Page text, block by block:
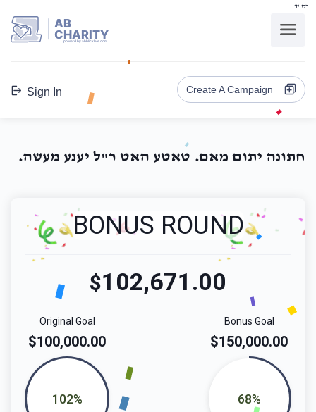
בס"ד
AB
CHARITY
powerd by ahblicklive.com
Sign In Create A Campaign
חתונה יתום מאם. טאטע האט ר"ל יענע מעשה.
BONUS ROUND
$102,671.00
Bonus Goal
$150,000.00
68%
Original Goal
$100,000.00
102%